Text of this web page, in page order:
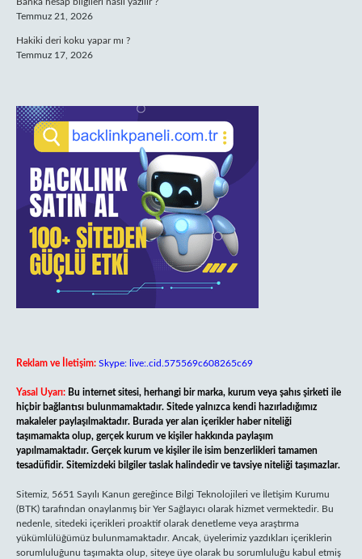
Temmuz 21, 2026
Hakiki deri koku yapar mı ?
Temmuz 17, 2026
Reklam ve İletişim: Skype: live:.cid.575569c608265c69
Yasal Uyarı: Bu internet sitesi, herhangi bir marka, kurum veya şahıs şirketi ile
hiçbir bağlantısı bulunmamaktadır. Sitede yalnızca kendi hazırladığımız
makaleler paylaşılmaktadır. Burada yer alan içerikler haber niteliği
taşımamakta olup, gerçek kurum ve kişiler hakkında paylaşım
yapılmamaktadır. Gerçek kurum ve kişiler ile isim benzerlikleri tamamen
tesadüfidir. Sitemizdeki bilgiler taslak halindedir ve tavsiye niteliği taşımazlar.
Sitemiz, 5651 Sayılı Kanun gereğince Bilgi Teknolojileri ve İletişim Kurumu
(BTK) tarafından onaylanmış bir Yer Sağlayıcı olarak hizmet vermektedir. Bu
nedenle, sitedeki içerikleri proaktif olarak denetleme veya araştırma
yükümlülüğümüz bulunmamaktadır. Ancak, üyelerimiz yazdıkları içeriklerin
sorumluluğunu taşımakta olup, siteye üye olarak bu sorumluluğu kabul etmiş